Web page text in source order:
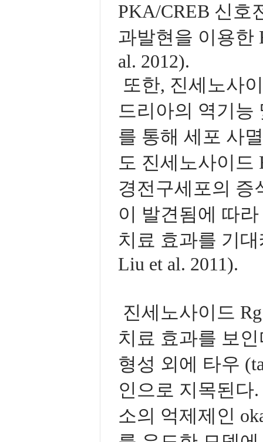
PKA/CREB 신호
과발현을 이용한
al. 2012).
또한, 진세노사
드리아의 역기능
를 통해 세포 사
도 진세노사이드
경전구세포의 증
이 발견됨에 따
치료 효과를 기대
Liu et al. 2011).
진세노사이드
치료 효과를 보
형성 외에 타우
인으로 지목된다
소의 억제제인